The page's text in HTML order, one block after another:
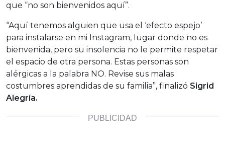
que “no son bienvenidos aquí”.
“Aquí tenemos alguien que usa el ‘efecto espejo’
para instalarse en mi Instagram, lugar donde no es
bienvenida, pero su insolencia no le permite respetar
el espacio de otra persona. Estas personas son
alérgicas a la palabra NO. Revise sus malas
costumbres aprendidas de su familia”, finalizó Sigrid
Alegría.